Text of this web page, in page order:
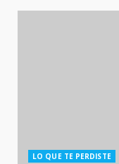
LO QUE TE PERDISTE